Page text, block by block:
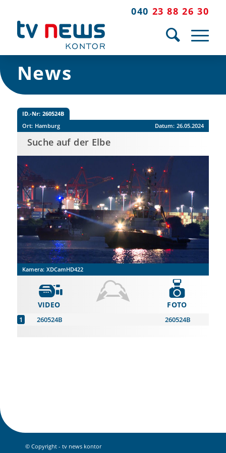
040 23 88 26 30
News
ID.-Nr: 260524B
Ort: Hamburg Datum: 26.05.2024
Suche auf der Elbe
Kamera: XDCamHD422
VIDEO
260524B
FOTO
260524B
© Copyright - tv news kontor